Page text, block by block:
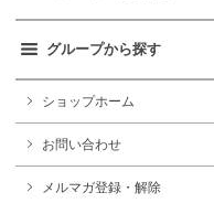
グループから探す
ショップホーム
お問い合わせ
メルマガ登録・解除